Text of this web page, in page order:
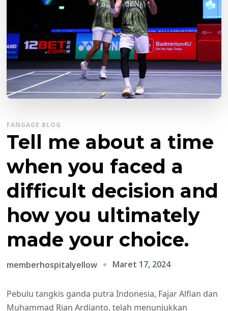
FANGAGE BLOG
Tell me about a time
when you faced a
difficult decision and
how you ultimately
made your choice.
memberhospitalyellow Maret 17, 2024
Pebulu tangkis ganda putra Indonesia, Fajar Alfian dan
Muhammad Rian Ardianto, telah menunjukkan